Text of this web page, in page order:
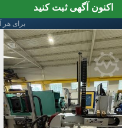
اکنون آگهی ثبت کنید
*برای هر